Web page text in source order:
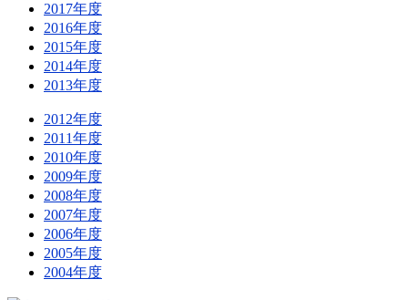
2017年度
2016年度
2015年度
2014年度
2013年度
2012年度
2011年度
2010年度
2009年度
2008年度
2007年度
2006年度
2005年度
2004年度